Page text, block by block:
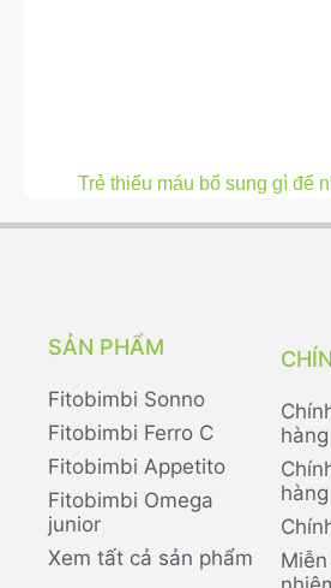
Trẻ thiếu máu bổ sung gì để
SẢN PHẨM
Fitobimbi Sonno
Fitobimbi Ferro C
Fitobimbi Appetito
Fitobimbi Omega
junior
Xem tất cả sản phẩm
hàng
hàng